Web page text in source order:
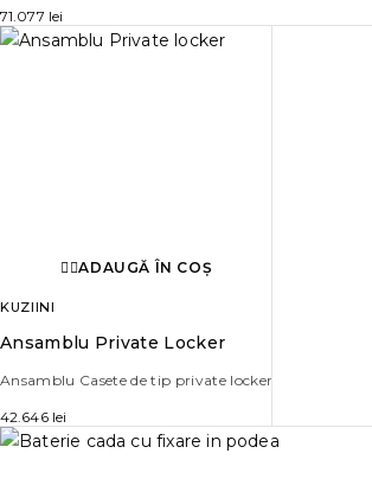
71.077 lei
ADAUGĂ ÎN COȘ
KUZIINI
Ansamblu Private Locker
Ansamblu Casete de tip private locker
42.646 lei